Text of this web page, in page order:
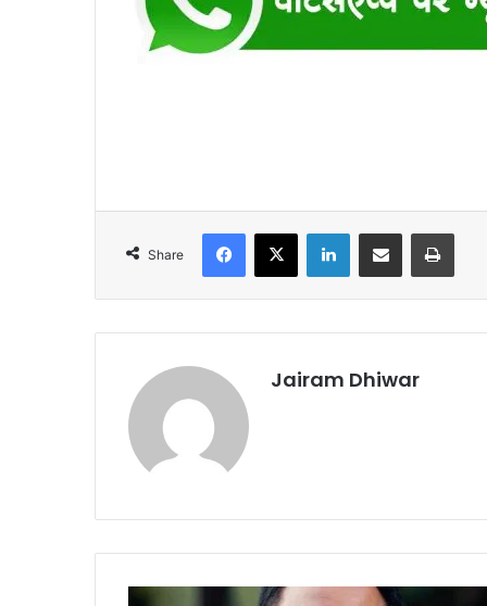
Share
Facebook
X LinkedInShare via Email Print
Jairam Dhiwar
छत्तीसगढ़: